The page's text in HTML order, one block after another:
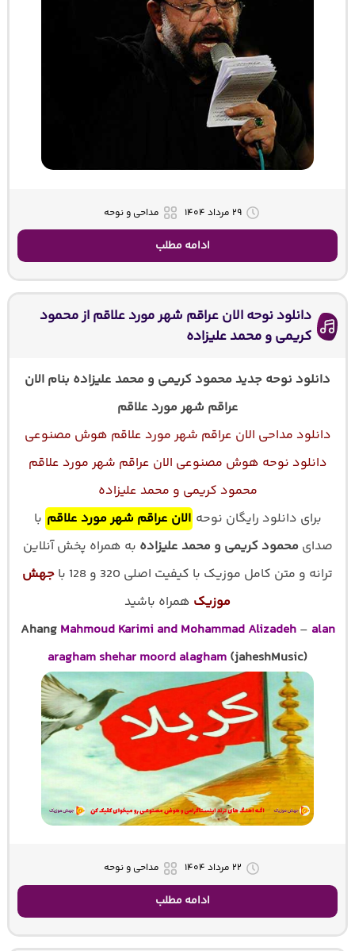
۲۹ مرداد ۱۴۰۴ مداحی و نوحه
ادامه مطلب
دانلود نوحه الان عراقم شهر مورد علاقم از محمود
کریمی و محمد علیزاده
دانلود نوحه جدید محمود کریمی و محمد علیزاده بنام الان
عراقم شهر مورد علاقم
دانلود مداحی الان عراقم شهر مورد علاقم هوش مصنوعی
دانلود نوحه هوش مصنوعی الان عراقم شهر مورد علاقم
محمود کریمی و محمد علیزاده
برای دانلود رایگان نوحه الان عراقم شهر مورد علاقم با
صدایمحمود کریمی و محمد علیزاده به همراه پخش آنلاین
ترانه و متن کامل موزیک با کیفیت اصلی 320 و 128 با
جهش
موزیک همراه باشید
Ahang Mahmoud Karimi and Mohammad Alizadeh– alan
aragham shehar moord alagham (jaheshMusic)
۲۲ مرداد ۱۴۰۴ مداحی و نوحه
ادامه مطلب